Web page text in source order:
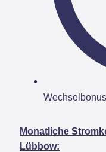
Monatliche
Lübbow: